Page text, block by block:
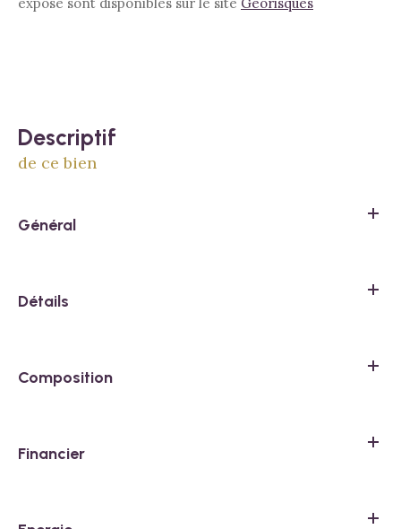
descriptif
de ce bien
Général
Détails
Composition
Financier